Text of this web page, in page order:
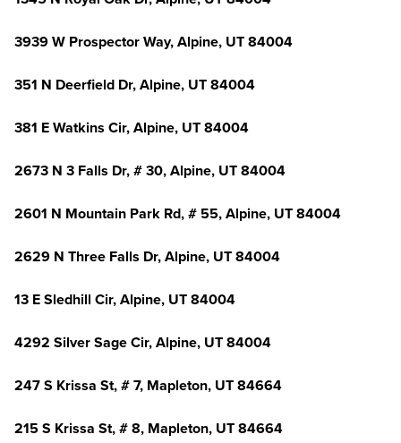
3939 W Prospector Way, Alpine, UT 84004
351 N Deerfield Dr, Alpine, UT 84004
381 E Watkins Cir, Alpine, UT 84004
2673 N 3 Falls Dr, # 30, Alpine, UT 84004
2601 N Mountain Park Rd, # 55, Alpine, UT 84004
2629 N Three Falls Dr, Alpine, UT 84004
13 E Sledhill Cir, Alpine, UT 84004
4292 Silver Sage Cir, Alpine, UT 84004
247 S Krissa St, # 7, Mapleton, UT 84664
215 S Krissa St, # 8, Mapleton, UT 84664